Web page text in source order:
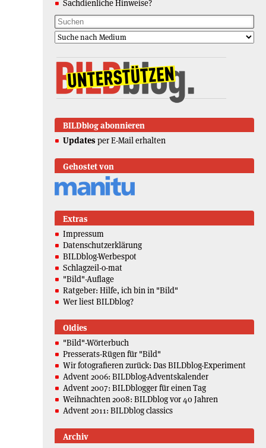
Sachdienliche Hinweise?
BILDblog abonnieren
Updates per E-Mail erhalten
Gehostet von
Extras
Impressum
Datenschutzerklärung
BILDblog-Werbespot
Schlagzeil-o-mat
"Bild"-Auflage
Ratgeber: Hilfe, ich bin in "Bild"
Wer liest BILDblog?
Oldies
"Bild"-Wörterbuch
Presserats-Rügen für "Bild"
Wir fotografieren zurück: Das BILDblog-Experiment
Advent 2006: BILDblog-Adventskalender
Advent 2007: BILDblogger für einen Tag
Weihnachten 2008: BILDblog vor 40 Jahren
Advent 2011: BILDblog classics
Archiv